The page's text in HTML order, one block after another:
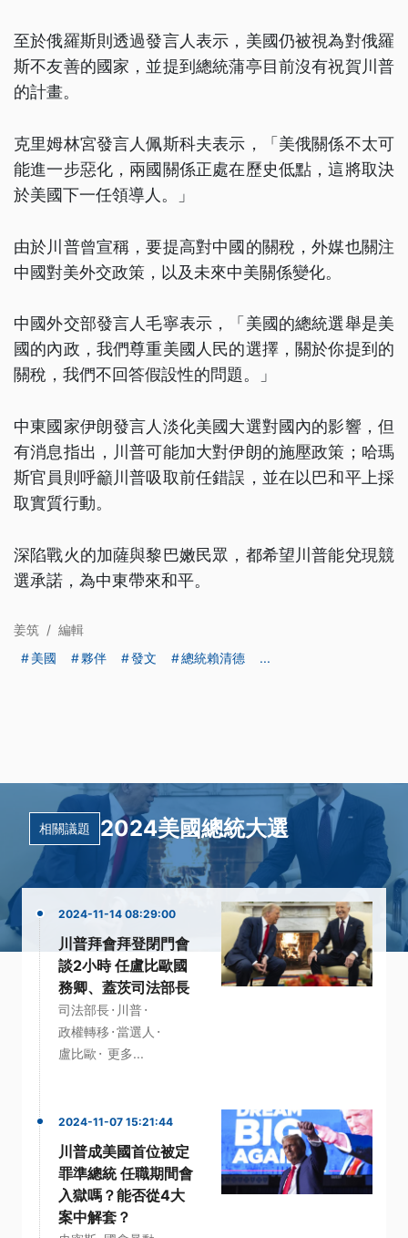
至於俄羅斯則透過發言人表示，美國仍被視為對俄羅
斯不友善的國家，並提到總統蒲亭目前沒有祝賀川普
的計畫。
克里姆林宮發言人佩斯科夫表示，「美俄關係不太可
能進一步惡化，兩國關係正處在歷史低點，這將取決
於美國下一任領導人。」
由於川普曾宣稱，要提高對中國的關稅，外媒也關注
中國對美外交政策，以及未來中美關係變化。
中國外交部發言人毛寧表示，「美國的總統選舉是美
國的內政，我們尊重美國人民的選擇，關於你提到的
關稅，我們不回答假設性的問題。」
中東國家伊朗發言人淡化美國大選對國內的影響，但
有消息指出，川普可能加大對伊朗的施壓政策；哈瑪
斯官員則呼籲川普吸取前任錯誤，並在以巴和平上採
取實質行動。
深陷戰火的加薩與黎巴嫩民眾，都希望川普能兌現競
選承諾，為中東帶來和平。
姜筑 / 編輯
美國
夥伴 發文 總統賴清德 ...
相關議題 2024美國總統大選
2024-11-14 08:29:00
川普拜會拜登閉門會
談2小時 任盧比歐國
務卿、蓋茨司法部長
司法部長· 川普·
政權轉移 ·當選人 ·
盧比歐 · 更多...
2024-11-07 15:21:44
川普成美國首位被定
罪準總統 任職期間會
入獄嗎？能否從4大
案中解套？